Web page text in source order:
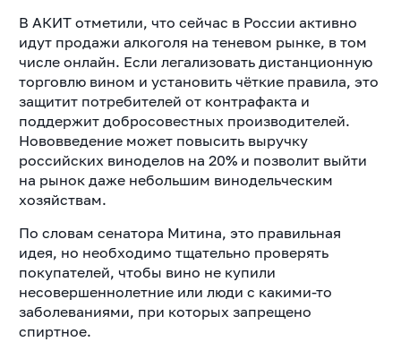
В АКИТ отметили, что сейчас в России активно
идут продажи алкоголя на теневом рынке, в том
числе онлайн. Если легализовать дистанционную
торговлю вином и установить чёткие правила, это
защитит потребителей от контрафакта и
поддержит добросовестных производителей.
Нововведение может повысить выручку
российских виноделов на 20% и позволит выйти
на рынок даже небольшим винодельческим
хозяйствам.
По словам сенатора Митина, это правильная
идея, но необходимо тщательно проверять
покупателей, чтобы вино не купили
несовершеннолетние или люди с какими-то
заболеваниями, при которых запрещено
спиртное.